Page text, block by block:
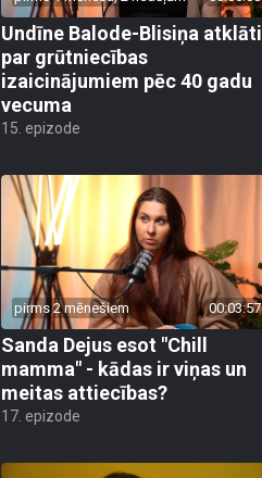
Undīne Balode-Blisiņa atklāti
par grūtniecības
izaicinājumiem pēc 40 gadu
vecuma
15. epizode
pirms 2 mēnešiem 00:03:57
Sanda Dejus esot "Chill
mamma" - kādas ir viņas un
meitas attiecības?
17. epizode